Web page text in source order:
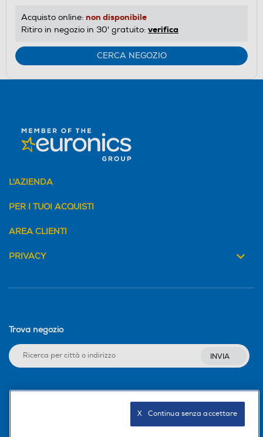
Acquisto online: non disponibile
Ritiro in negozio in 30' gratuito: verifica
CERCA NEGOZIO
L'AZIENDA
PER I TUOI ACQUISTI
AREA CLIENTI
PRIVACY
Trova negozio
INVIA
X   Continua senza accettare